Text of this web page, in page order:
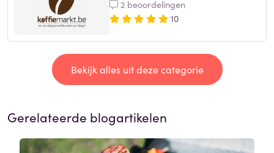
2 beoordelingen
10
Bekijk alles uit deze categorie
Gerelateerde blogartikelen